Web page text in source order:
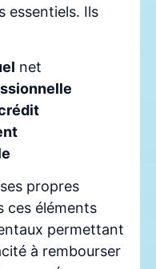
essentiels. Ils
net
propres
ces éléments
permettant
à rembourser